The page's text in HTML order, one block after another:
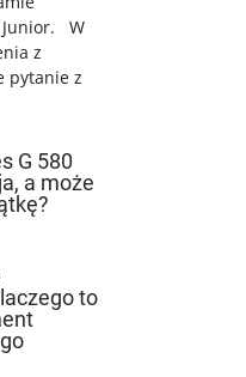
Junior. W
z
pytanie z
G 580
a może
to